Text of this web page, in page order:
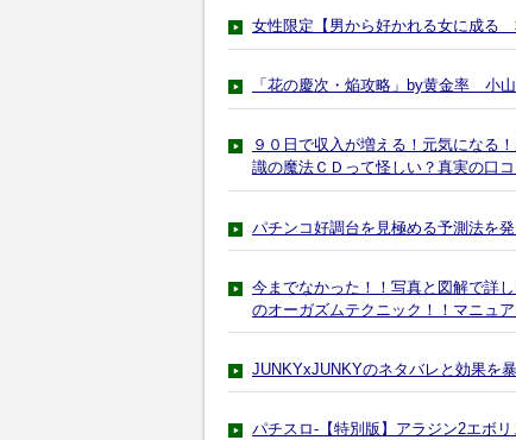
女性限定【男から好かれる女に成る
「花の慶次・焔攻略」by黄金率 小
９０日で収入が増える！元気になる
識の魔法ＣＤって怪しい？真実の口コ
パチンコ好調台を見極める予測法を
今までなかった！！写真と図解で詳
のオーガズムテクニック！！マニュ
JUNKYxJUNKYのネタバレと効果を
パチスロ-【特別版】アラジン2エボ